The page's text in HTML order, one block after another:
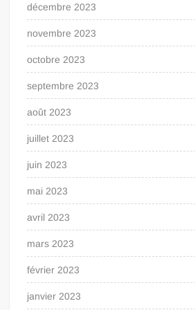
décembre 2023
novembre 2023
octobre 2023
septembre 2023
août 2023
juillet 2023
juin 2023
mai 2023
avril 2023
mars 2023
février 2023
janvier 2023